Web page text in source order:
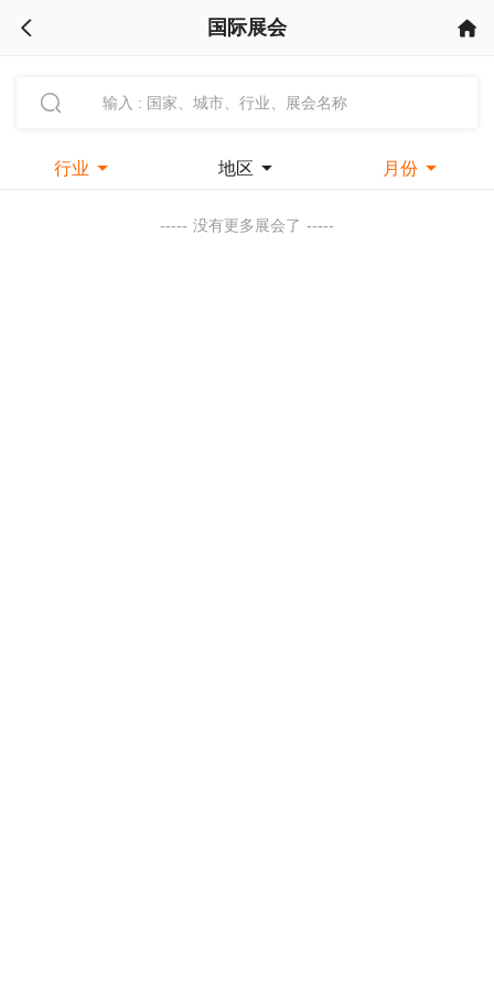
 国际展会 

行业  地区  月份 
----- 没有更多展会了 -----